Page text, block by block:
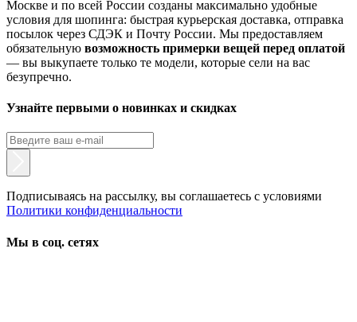
Москве и по всей России созданы максимально удобные
условия для шопинга: быстрая курьерская доставка, отправка
посылок через СДЭК и Почту России. Мы предоставляем
обязательную возможность примерки вещей перед оплатой
— вы выкупаете только те модели, которые сели на вас
безупречно.
Узнайте первыми о новинках и скидках
Подписываясь на рассылку, вы соглашаетесь с условиями
Политики конфиденциальности
Мы в соц. сетях